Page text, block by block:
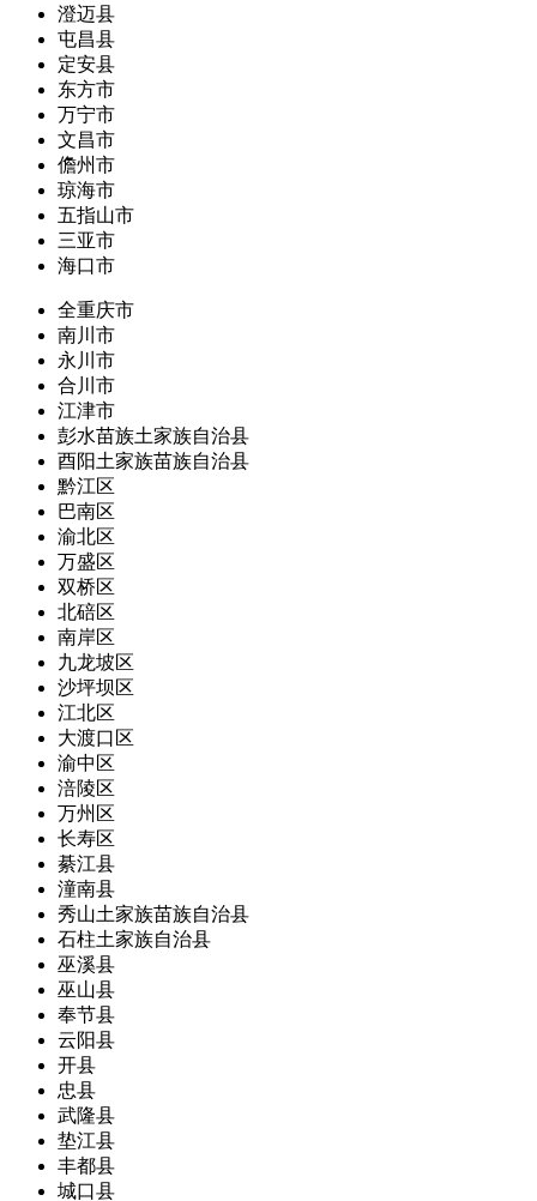
澄迈县
屯昌县
定安县
东方市
万宁市
文昌市
儋州市
琼海市
五指山市
三亚市
海口市
全重庆市
南川市
永川市
合川市
江津市
彭水苗族土家族自治县
酉阳土家族苗族自治县
黔江区
巴南区
渝北区
万盛区
双桥区
北碚区
南岸区
九龙坡区
沙坪坝区
江北区
大渡口区
渝中区
涪陵区
万州区
长寿区
綦江县
潼南县
秀山土家族苗族自治县
石柱土家族自治县
巫溪县
巫山县
奉节县
云阳县
开县
忠县
武隆县
垫江县
丰都县
城口县